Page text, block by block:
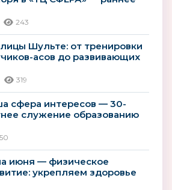
243
Шульте: от тренировки
асов до развивающих
319
сфера интересов — 30-
служение образованию
июня — физическое
укрепляем здоровье